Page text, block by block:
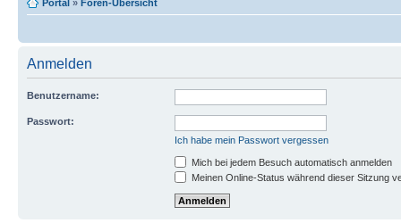
Portal » Foren-Übersicht
Anmelden
Benutzername:
Passwort:
Ich habe mein Passwort vergessen
Mich bei jedem Besuch automatisch anmelden
Meinen Online-Status während dieser Sitzung